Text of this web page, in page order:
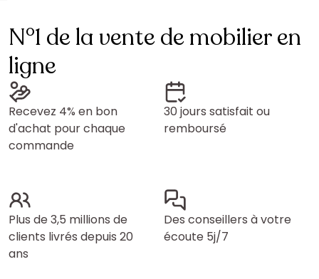
N°1 de la vente de mobilier en
ligne
Recevez 4% en bon
d'achat pour chaque
commande
30 jours satisfait ou
remboursé
Plus de 3,5 millions de
clients livrés depuis 20
ans
Des conseillers à votre
écoute 5j/7